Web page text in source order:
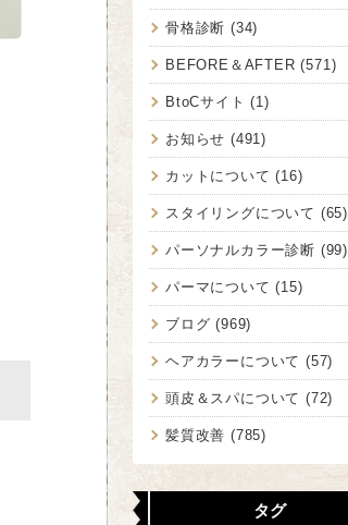
骨格診断 (34)
BEFORE＆AFTER (571)
BtoCサイト (1)
お知らせ (491)
カットについて (16)
スタイリングについて (65)
パーソナルカラー診断 (99)
パーマについて (15)
ブログ (969)
ヘアカラーについて (57)
頭皮＆スパについて (72)
髪質改善 (785)
タグ